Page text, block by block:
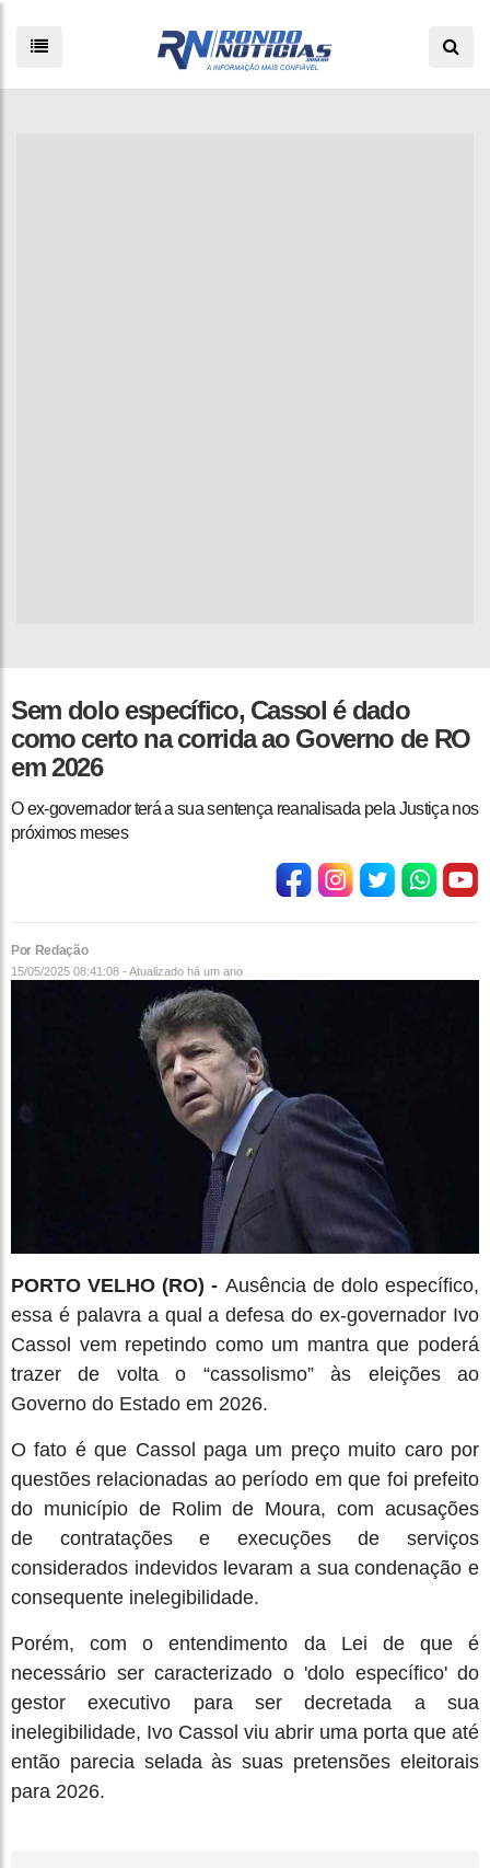
Sem dolo específico, Cassol é dado
como certo na corrida ao Governo de RO
em 2026
O ex-governador terá a sua sentença reanalisada pela Justiça nos
próximos meses
Por Redação
15/05/2025 08:41:08 - Atualizado há um ano
PORTO VELHO (RO) - Ausência de dolo específico,
essa é palavra a qual a defesa do ex-governador Ivo
Cassol vem repetindo como um mantra que poderá
trazer de volta o “cassolismo” às eleições ao
Governo do Estado em 2026.
O fato é que Cassol paga um preço muito caro por
questões relacionadas ao período em que foi prefeito
do município de Rolim de Moura, com acusações
de contratações e execuções de serviços
considerados indevidos levaram a sua condenação e
consequente inelegibilidade.
Porém, com o entendimento da Lei de que é
necessário ser caracterizado o 'dolo específico' do
gestor executivo para ser decretada a sua
inelegibilidade, Ivo Cassol viu abrir uma porta que até
então parecia selada às suas pretensões eleitorais
para 2026.